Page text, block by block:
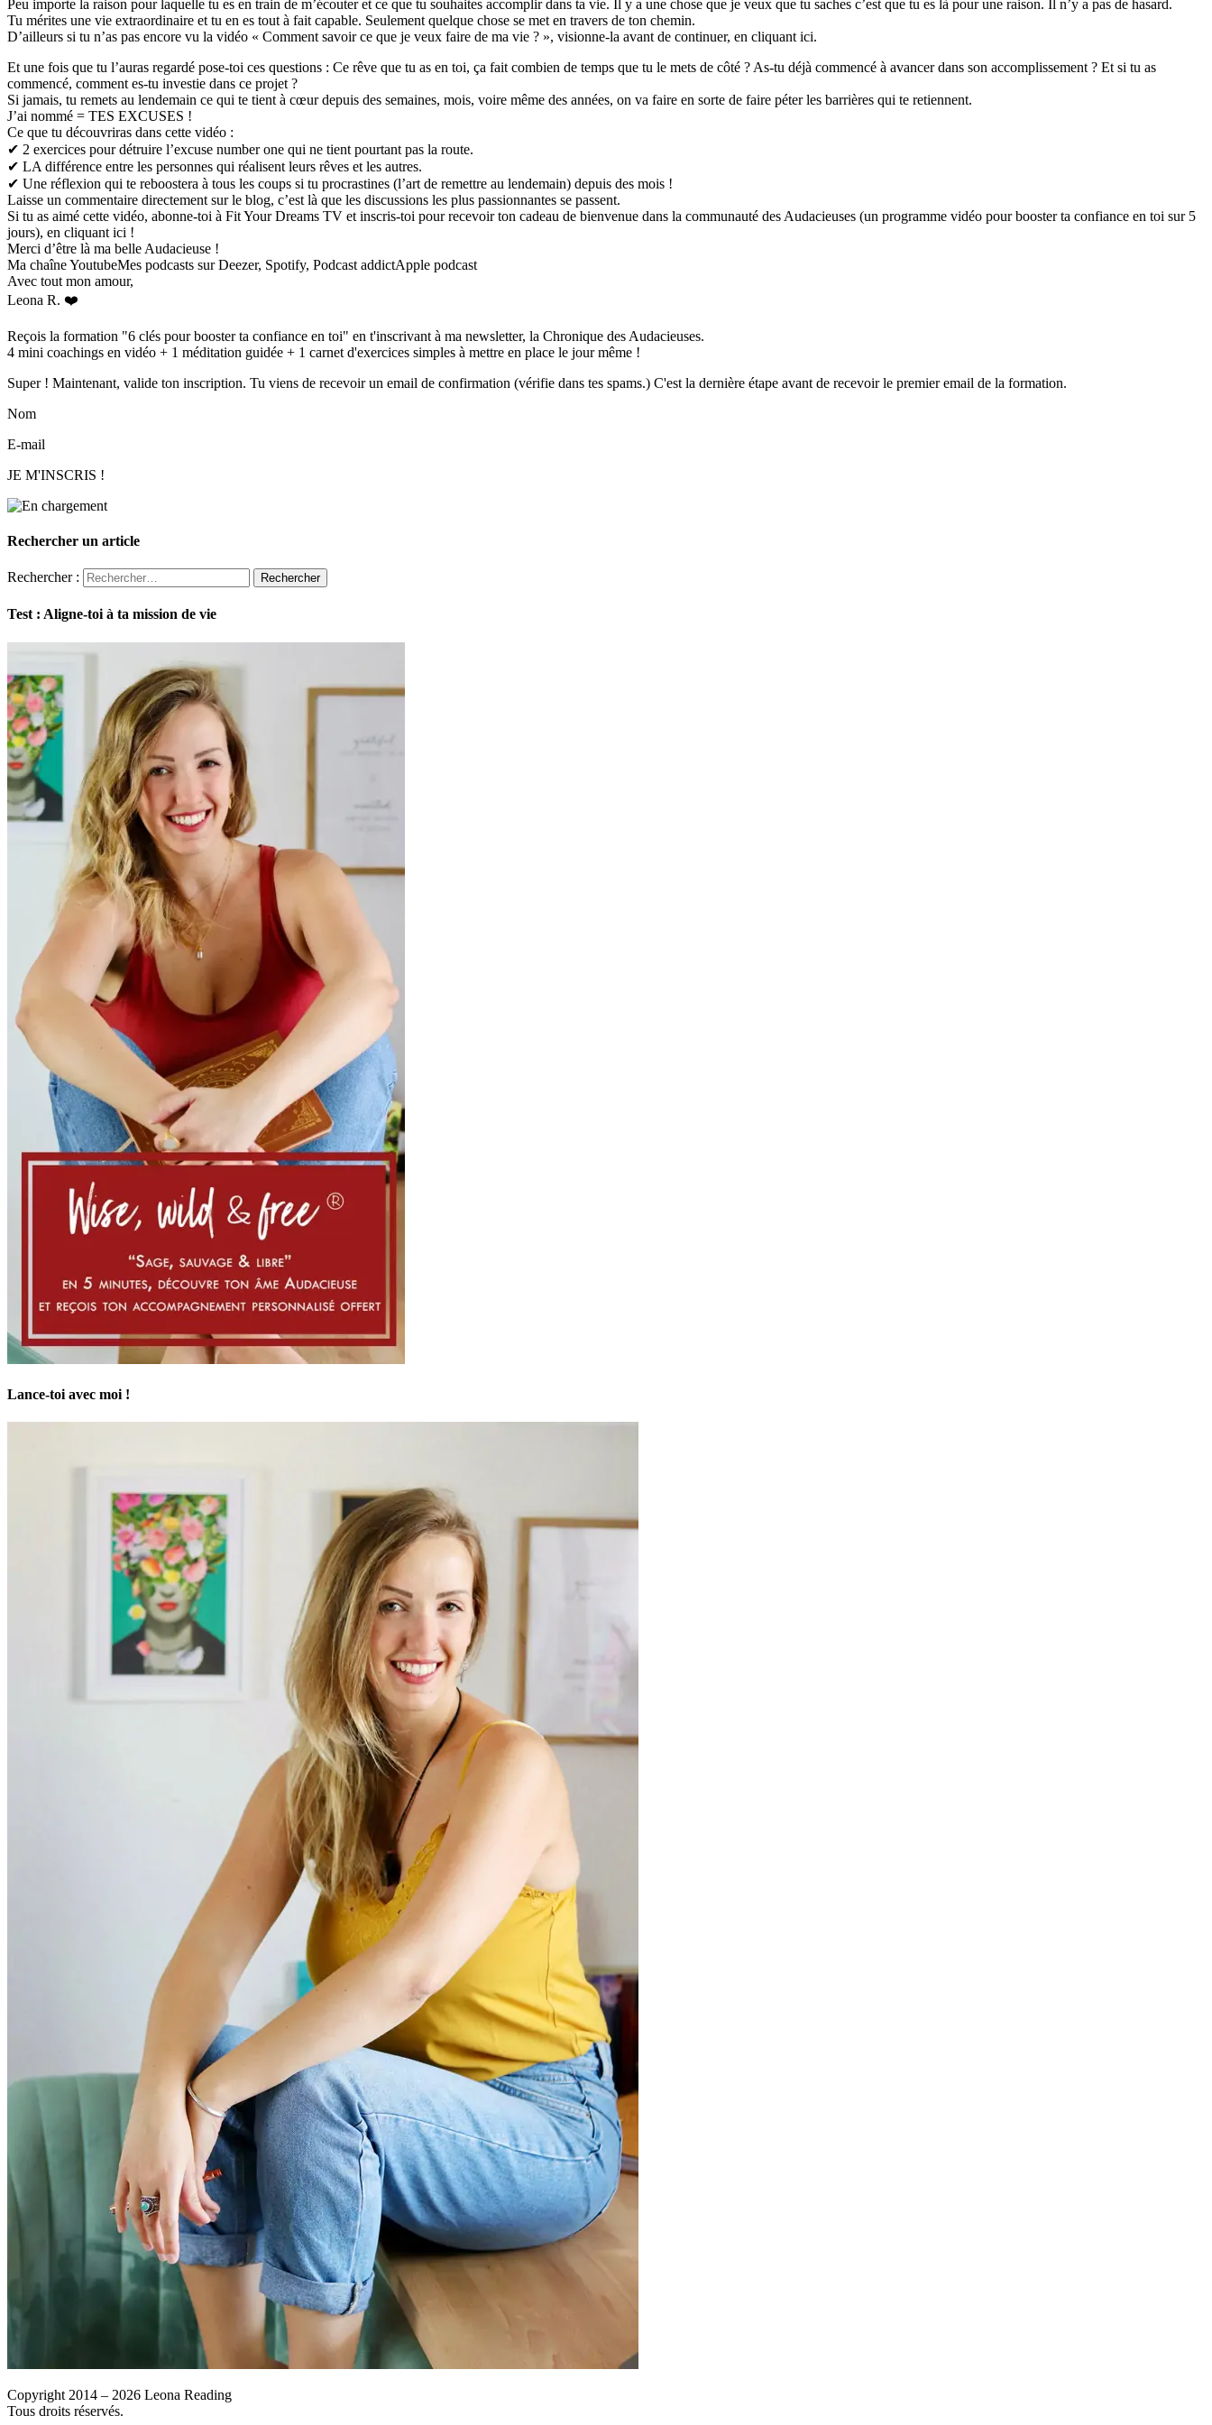
Peu importe la raison pour laquelle tu es en train de m’écouter et ce que tu souhaites accomplir dans ta vie. Il y a une chose que je veux que tu saches c’est que tu es là pour une raison. Il n’y a pas de hasard.
Tu mérites une vie extraordinaire et tu en es tout à fait capable. Seulement quelque chose se met en travers de ton chemin.
D’ailleurs si tu n’as pas encore vu la vidéo « Comment savoir ce que je veux faire de ma vie ? », visionne-la avant de continuer, en cliquant ici.
Et une fois que tu l’auras regardé pose-toi ces questions : Ce rêve que tu as en toi, ça fait combien de temps que tu le mets de côté ? As-tu déjà commencé à avancer dans son accomplissement ? Et si tu as
commencé, comment es-tu investie dans ce projet ?
Si jamais, tu remets au lendemain ce qui te tient à cœur depuis des semaines, mois, voire même des années, on va faire en sorte de faire péter les barrières qui te retiennent.
J’ai nommé = TES EXCUSES !
Ce que tu découvriras dans cette vidéo :
✔ 2 exercices pour détruire l’excuse number one qui ne tient pourtant pas la route.
✔ LA différence entre les personnes qui réalisent leurs rêves et les autres.
✔ Une réflexion qui te reboostera à tous les coups si tu procrastines (l’art de remettre au lendemain) depuis des mois !
Laisse un commentaire directement sur le blog, c’est là que les discussions les plus passionnantes se passent.
Si tu as aimé cette vidéo, abonne-toi à Fit Your Dreams TV et inscris-toi pour recevoir ton cadeau de bienvenue dans la communauté des Audacieuses (un programme vidéo pour booster ta confiance en toi sur 5
jours), en cliquant ici !
Merci d’être là ma belle Audacieuse !
Ma chaîne YoutubeMes podcasts sur Deezer, Spotify, Podcast addictApple podcast
Avec tout mon amour,
Leona R. ❤️
Reçois la formation "6 clés pour booster ta confiance en toi" en t'inscrivant à ma newsletter, la Chronique des Audacieuses.
4 mini coachings en vidéo + 1 méditation guidée + 1 carnet d'exercices simples à mettre en place le jour même !
Super ! Maintenant, valide ton inscription. Tu viens de recevoir un email de confirmation (vérifie dans tes spams.) C'est la dernière étape avant de recevoir le premier email de la formation.
Nom
E-mail
JE M'INSCRIS !
Rechercher un article
Rechercher :
Test : Aligne-toi à ta mission de vie
Lance-toi avec moi !
Copyright 2014 – 2026 Leona Reading
Tous droits réservés.